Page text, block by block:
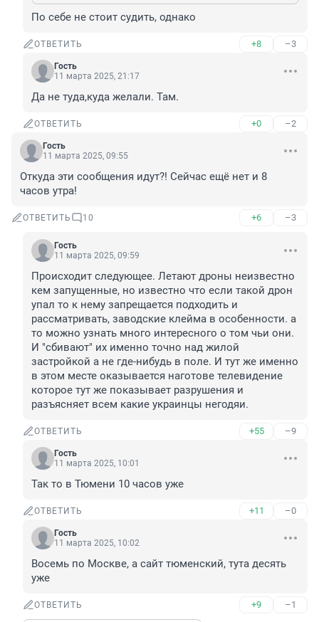
По себе не стоит судить, однако
ОТВЕТИТЬ +8 –3
Гость
11 марта 2025, 21:17
Да не туда,куда желали. Там.
ОТВЕТИТЬ +0 –2
Гость
11 марта 2025, 09:55
Откуда эти сообщения идут?! Сейчас ещё нет и 8
часов утра!
ОТВЕТИТЬ 10 +6 –3
Гость
11 марта 2025, 09:59
Происходит следующее. Летают дроны неизвестно
кем запущенные, но известно что если такой дрон
упал то к нему запрещается подходить и
рассматривать, заводские клейма в особенности. а
то можно узнать много интересного о том чьи они.
И "сбивают" их именно точно над жилой
застройкой а не где-нибудь в поле. И тут же именно
в этом месте оказывается наготове телевидение
которое тут же показывает разрушения и
разъясняет всем какие украинцы негодяи.
ОТВЕТИТЬ +55 –9
Гость
11 марта 2025, 10:01
Так то в Тюмени 10 часов уже
ОТВЕТИТЬ +11 –0
Гость
11 марта 2025, 10:02
Восемь по Москве, а сайт тюменский, тута десять
уже
ОТВЕТИТЬ +9 –1